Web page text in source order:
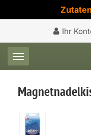
Ihr
Toggle navigation